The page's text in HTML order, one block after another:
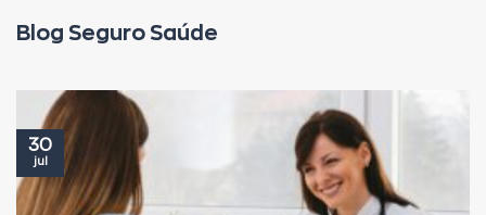
Blog Seguro Saúde
30
jul